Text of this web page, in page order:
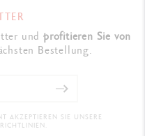
undprofitieren Sie von
Bestellung.
AKZEPTIEREN SIE UNSERE